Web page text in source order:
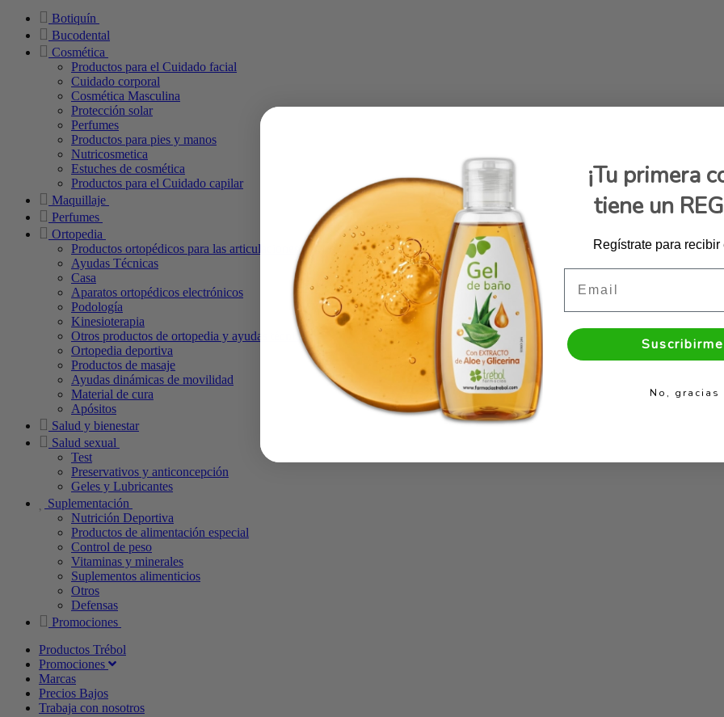
Botiquín
Bucodental
Cosmética
Productos para el Cuidado facial
Cuidado corporal
Cosmética Masculina
Protección solar
Perfumes
Productos para pies y manos
Nutricosmetica
Estuches de cosmética
Productos para el Cuidado capilar
Maquillaje
Perfumes
Ortopedia
Productos ortopédicos para las articulaciones
Ayudas Técnicas
Casa
Aparatos ortopédicos electrónicos
Podología
Kinesioterapia
Otros productos de ortopedia y ayudas técnicas
Ortopedia deportiva
Productos de masaje
Ayudas dinámicas de movilidad
Material de cura
Apósitos
Salud y bienestar
Salud sexual
Test
Preservativos y anticoncepción
Geles y Lubricantes
Suplementación
Nutrición Deportiva
Productos de alimentación especial
Control de peso
Vitaminas y minerales
Suplementos alimenticios
Otros
Defensas
Promociones
Productos Trébol
Promociones
Marcas
Precios Bajos
Trabaja con nosotros
¡Tu primera
tiene un
Regístrate para
No, gracias